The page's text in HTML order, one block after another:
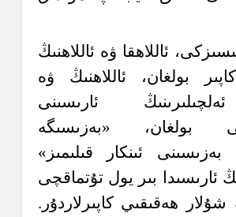
ئاللاھقا ۋە ئاللاھنىڭ
بولغان، ئاللاھنىڭ ۋە
ئارىسىنى
بولغان، «بەزىسىگە
بەزىسىنى ئىنكار قىلىمىز»
ئارىسىدا بىر يول تۇتماقچى
شۇلار ھەقىقىي كاپىرلاردۇر.